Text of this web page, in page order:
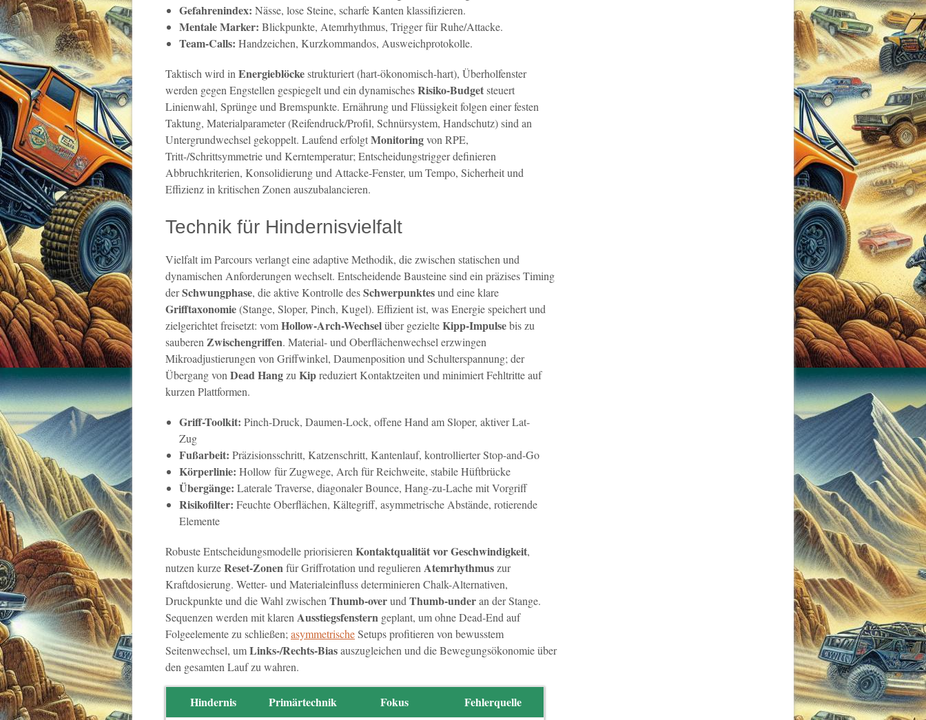
Gefahrenindex: Nässe, lose Steine, scharfe Kanten klassifizieren.
Mentale Marker: Blickpunkte, Atemrhythmus, Trigger für Ruhe/Attacke.
Team-Calls: Handzeichen, Kurzkommandos, Ausweichprotokolle.
Taktisch wird in Energieblöckestrukturiert (hart-ökonomisch-hart), Überholfenster
werden gegen Engstellen gespiegelt und ein dynamischesRisiko-Budgetsteuert
Linienwahl, Sprünge und Bremspunkte. Ernährung und Flüssigkeit folgen einer festen
Taktung, Materialparameter (Reifendruck/Profil, Schnürsystem, Handschutz) sind an
Untergrundwechsel gekoppelt. Laufend erfolgtMonitoringvon RPE,
Tritt-/Schrittsymmetrie und Kerntemperatur; Entscheidungstrigger definieren
Abbruchkriterien, Konsolidierung und Attacke-Fenster, um Tempo, Sicherheit und
Effizienz in kritischen Zonen auszubalancieren.
Technik für Hindernisvielfalt
Vielfalt im Parcours verlangt eine adaptive Methodik, die zwischen statischen und
dynamischen Anforderungen wechselt. Entscheidende Bausteine sind ein präzises Timing
derSchwungphase, die aktive Kontrolle desSchwerpunktesund eine klare
Grifftaxonomie(Stange, Sloper, Pinch, Kugel). Effizient ist, was Energie speichert und
zielgerichtet freisetzt: vomHollow-Arch-Wechselüber gezielteKipp-Impulsebis zu
sauberen Zwischengriffen. Material- und Oberflächenwechsel erzwingen
Mikroadjustierungen von Griffwinkel, Daumenposition und Schulterspannung; der
Übergang von Dead Hangzu Kipreduziert Kontaktzeiten und minimiert Fehltritte auf
kurzen Plattformen.
Griff-Toolkit: Pinch-Druck, Daumen-Lock, offene Hand am Sloper, aktiver Lat-
Zug
Fußarbeit: Präzisionsschritt, Katzenschritt, Kantenlauf, kontrollierter Stop-and-Go
Körperlinie: Hollow für Zugwege, Arch für Reichweite, stabile Hüftbrücke
Übergänge: Laterale Traverse, diagonaler Bounce, Hang-zu-Lache mit Vorgriff
Risikofilter: Feuchte Oberflächen, Kältegriff, asymmetrische Abstände, rotierende
Elemente
Robuste Entscheidungsmodelle priorisieren Kontaktqualität vor Geschwindigkeit,
nutzen kurzeReset-Zonenfür Griffrotation und regulieren Atemrhythmuszur
Kraftdosierung. Wetter- und Materialeinfluss determinieren Chalk-Alternativen,
Druckpunkte und die Wahl zwischen Thumb-overund Thumb-underan der Stange.
Sequenzen werden mit klaren Ausstiegsfenstern geplant, um ohne Dead-End auf
Folgeelemente zu schließen; asymmetrischeSetups profitieren von bewusstem
Seitenwechsel, umLinks-/Rechts-Biasauszugleichen und die Bewegungsökonomie über
den gesamten Lauf zu wahren.
Hindernis Primärtechnik Fokus Fehlerquelle